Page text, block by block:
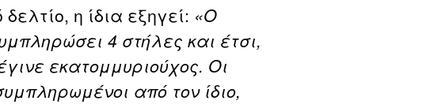
η ίδια εξηγεί: «Ο
4 στήλες και έτσι,
εκατομμυριούχος. Οι
από τον ίδιο,